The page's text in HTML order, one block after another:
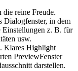
reine Freude.
Dialogfenster, in dem
Einstellungen z. B. für
usw.
Klares Highlight
PreviewFenster
darstellen.